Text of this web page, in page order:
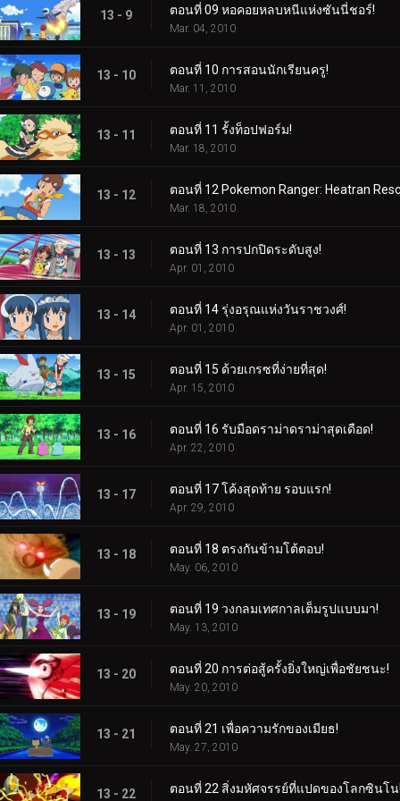
13 - 9 ตอนที่ 09 หอคอยหลบหนีแห่งซันนี่ชอร์!
Mar. 04, 2010
13 - 10 ตอนที่ 10 การสอนนักเรียนครู!
Mar. 11, 2010
13 - 11 ตอนที่ 11 รั้งท็อปฟอร์ม!
Mar. 18, 2010
13 - 12 ตอนที่ 12 Pokemon Ranger: Heatran
Mar. 18, 2010
13 - 13 ตอนที่ 13 การปกปิดระดับสูง!
Apr. 01, 2010
13 - 14 ตอนที่ 14 รุ่งอรุณแห่งวันราชวงศ์!
Apr. 01, 2010
13 - 15 ตอนที่ 15 ด้วยเกรซที่ง่ายที่สุด!
Apr. 15, 2010
13 - 16 ตอนที่ 16 รับมือดราม่าดราม่าสุดเดือด!
Apr. 22, 2010
13 - 17 ตอนที่ 17 โค้งสุดท้าย รอบแรก!
Apr. 29, 2010
13 - 18 ตอนที่ 18 ตรงกันข้ามโต้ตอบ!
May. 06, 2010
13 - 19 ตอนที่ 19 วงกลมเทศกาลเต็มรูปแบบมา!
May. 13, 2010
13 - 20 ตอนที่ 20 การต่อสู้ครั้งยิ่งใหญ่เพื่อชัยชนะ!
May. 20, 2010
13 - 21 ตอนที่ 21 เพื่อความรักของเมียธ!
May. 27, 2010
13 - 22 ตอนที่ 22 สิ่งมหัศจรรย์ที่แปดของโลกซินโ